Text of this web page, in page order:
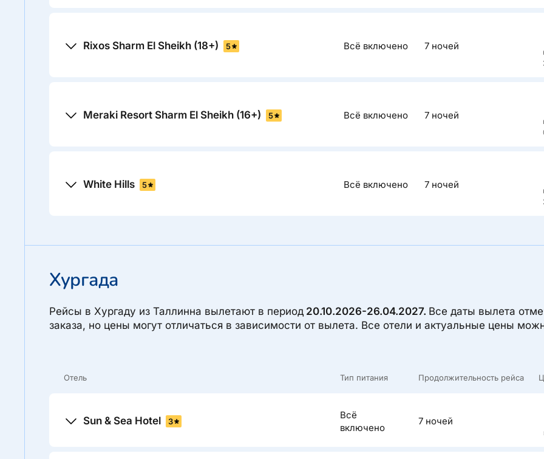
Новый
Tirana
Blue
также
Отель
длинным
Rixos Sharm El Sheikh (18+) 5 Всё включено 7 ночей
Meraki Resort Sharm El Sheikh (16+) 5 Всё включено 7 ночей
стиле
взрослые
White Hills 5 Всё включено 7 ночей
(горок
На
Хургада
Рейсы в Хургаду из Таллинна вылетают в период 20.10.2026-26.04.2027. Все даты вылета
заказа, но цены могут отличаться в зависимости от вылета. Все отели и актуальные цены
Отель Тип питания Продолжительность рейса
Sun & Sea Hotel 3
Всё
включено
7 ночей